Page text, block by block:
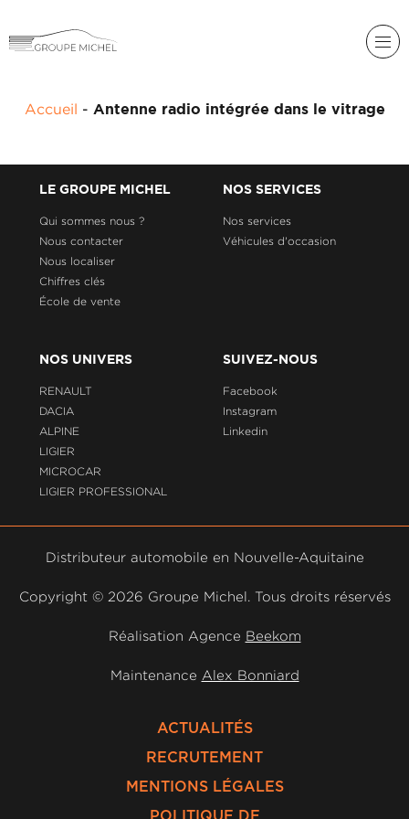
DACIA
LIGIER
MICROCAR
LIGIER
PROFESSIONAL
GROUPE
ACADÉMIE
HISTORIQUE
DU
MICHEL
Accueil - Antenne radio intégrée dans le vitrage
LE GROUPE MICHEL
Qui sommes nous ?
Nous contacter
Nous localiser
Chiffres clés
École de vente
NOS SERVICES
Nos services
Véhicules d'occasion
NOS UNIVERS
RENAULT
DACIA
ALPINE
LIGIER
MICROCAR
LIGIER PROFESSIONAL
SUIVEZ-NOUS
Facebook
Instagram
Linkedin
Distributeur automobile en Nouvelle-Aquitaine
Copyright © 2026 Groupe Michel. Tous droits réservés
Réalisation Agence Beekom
Maintenance Alex Bonniard
ACTUALITÉS
RECRUTEMENT
MENTIONS LÉGALES